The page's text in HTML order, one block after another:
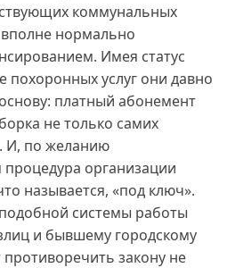
коммунальных
нормально
Имея статус
похоронных услуг они давно
платный абонемент
не только самих
И, по желанию
организации
называется, «под ключ».
системы работы
и бывшему городскому
закону не